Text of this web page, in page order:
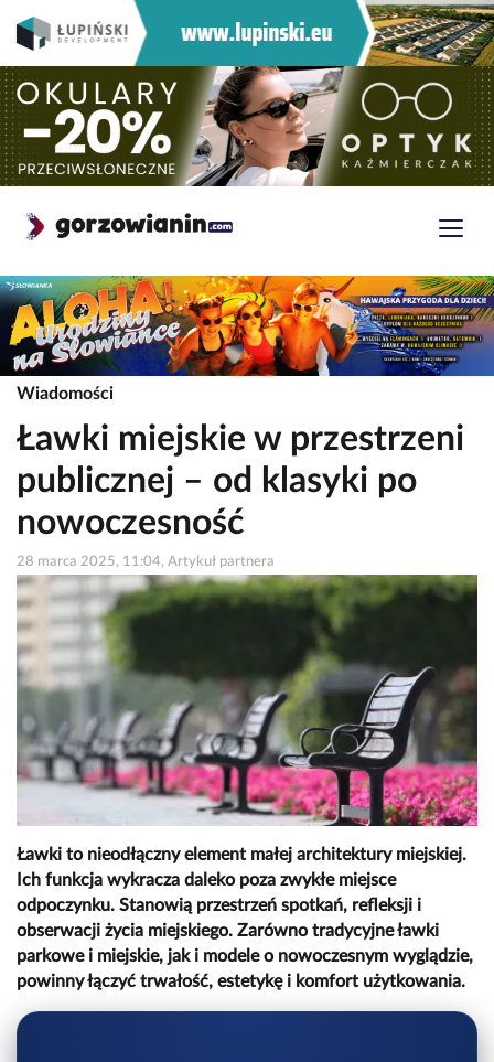
Wiadomości
Ławki miejskie w przestrzeni
publicznej – od klasyki po
nowoczesność
28 marca 2025, 11:04, Artykuł partnera
Ławki to nieodłączny element małej architektury miejskiej.
Ich funkcja wykracza daleko poza zwykłe miejsce
odpoczynku. Stanowią przestrzeń spotkań, refleksji i
obserwacji życia miejskiego. Zarówno tradycyjne ławki
parkowe i miejskie, jak i modele o nowoczesnym wyglądzie,
powinny łączyć trwałość, estetykę i komfort użytkowania.